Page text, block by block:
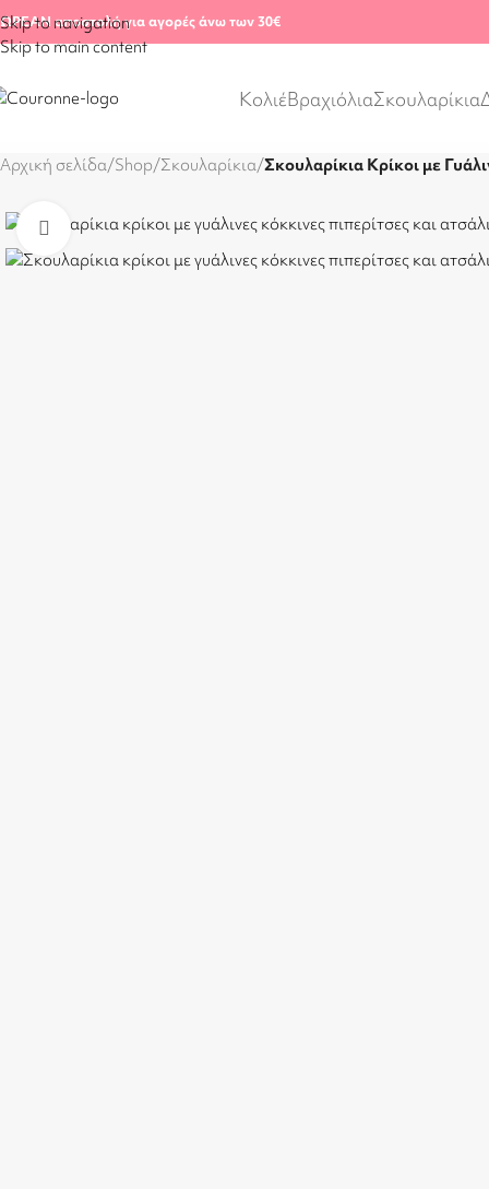
Skip to navigation
Skip to main content
αποστολή για αγορές άνω των 30€
ΚολιέΒραχιόλιαΣκουλαρίκια
Αρχική σελίδα/Shop/Σκουλαρίκια/Σκουλαρίκια Κρίκοι με
Click to enlarge